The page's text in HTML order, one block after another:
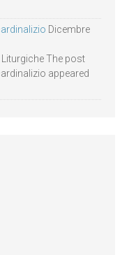
Dicembre
Liturgiche The post
appeared